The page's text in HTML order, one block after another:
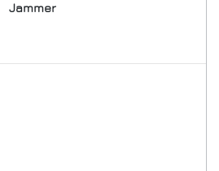
Jammer